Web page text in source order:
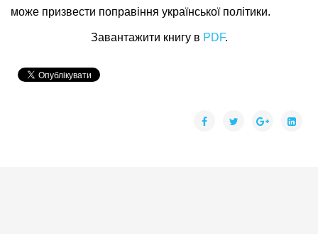
може призвести поправіння української політики.
Завантажити книгу в PDF.